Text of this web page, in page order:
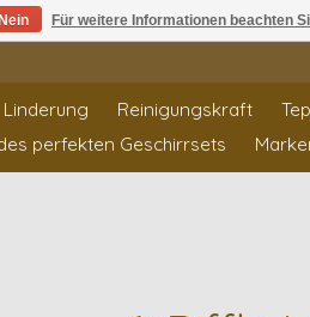
Linderung Reinigungskraft
perfekten Geschirrsets
Nein Für weitere Informationen beachten